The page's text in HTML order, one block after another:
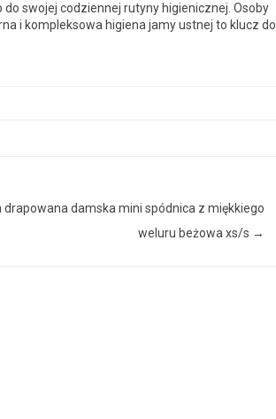
swojej codziennej rutyny higienicznej. Osoby
i kompleksowa higiena jamy ustnej to klucz do
drapowana damska mini spódnica z miękkiego
weluru beżowa xs/s →